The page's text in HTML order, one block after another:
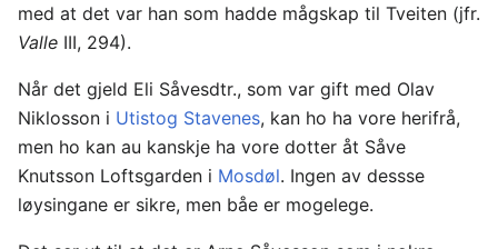
med at det var han som hadde mågskap til Tveiten (jfr.
Valle III, 294).
Når det gjeld Eli Såvesdtr., som var gift med Olav
Niklosson i Utistog Stavenes, kan ho ha vore herifrå,
men ho kan au kanskje ha vore dotter åt Såve
Knutsson Loftsgarden i Mosdøl. Ingen av dessse
løysingane er sikre, men båe er mogelege.